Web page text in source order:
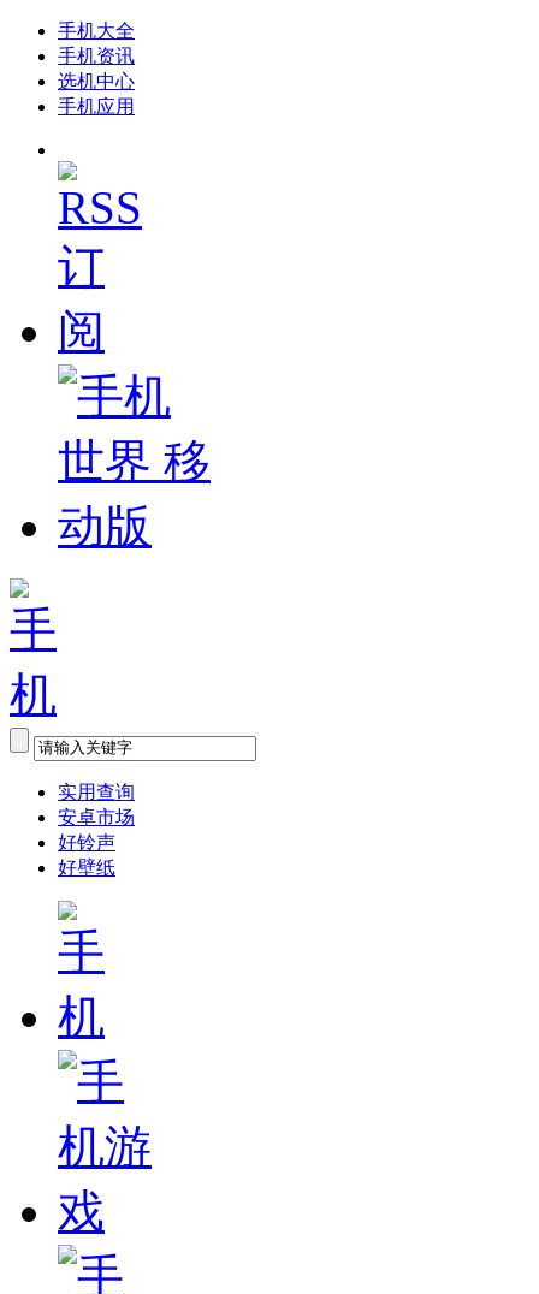
手机大全
手机资讯
选机中心
手机应用
实用查询
安卓市场
好铃声
好壁纸